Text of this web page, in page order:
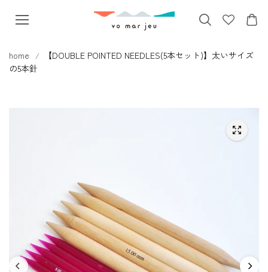
キップ
home
【DOUBLE POINTED NEEDLES(5本セット)】太いサイズ
の5本針